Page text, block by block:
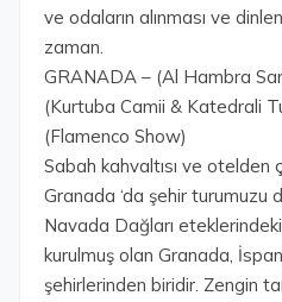
ve odaların alınması ve
zaman.
GRANADA – (Al Hambra
(Kurtuba Camii & Katedrali
(Flamenco Show)
Sabah kahvaltısı ve otelden
Granada ‘da şehir turumuzu
Navada Dağları
kurulmuş olan Granada,
şehirlerinden biridir. Zengin